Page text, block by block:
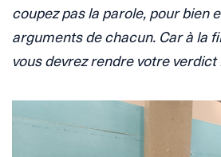
coupez pas la parole, pour bien
arguments de chacun. Car à la
vous devrez rendre votre verdict